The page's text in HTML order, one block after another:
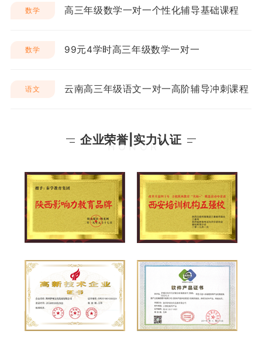
数学 高三年级数学一对一个性化辅导基础课程
数学 99元4学时高三年级数学一对一
语文 云南高三年级语文一对一高阶辅导冲刺课程
企业荣誉|实力认证
HONOR